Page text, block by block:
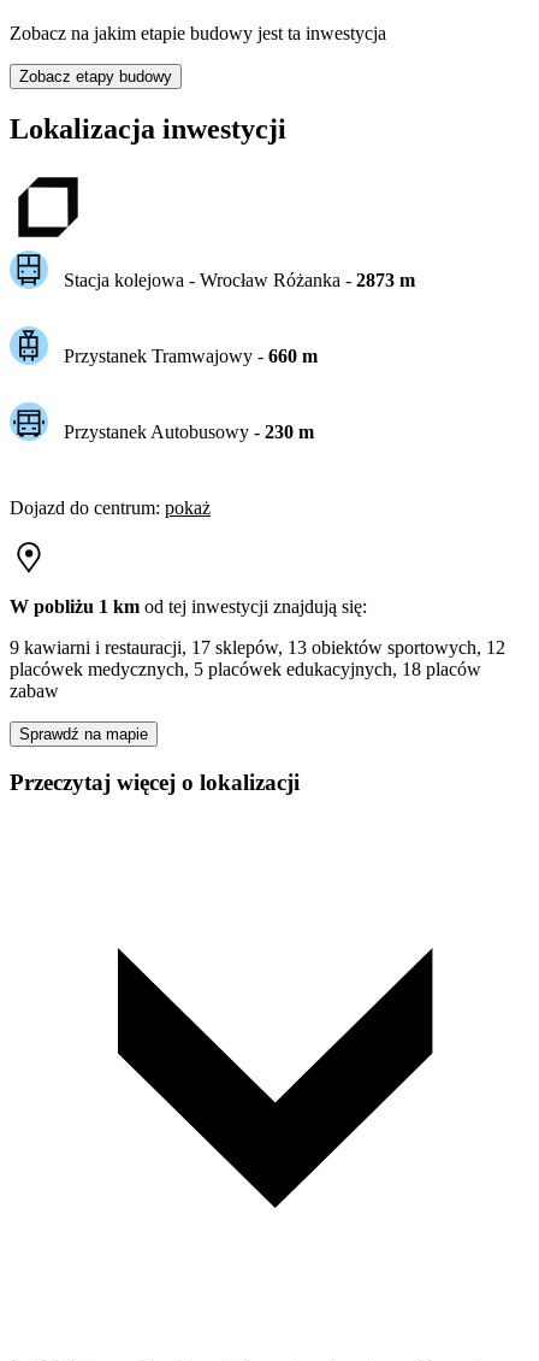
Zobacz na jakim etapie budowy jest ta inwestycja
Zobacz etapy budowy
Lokalizacja inwestycji
Stacja kolejowa - Wrocław Różanka- 2873m
Przystanek Tramwajowy - 660m
Przystanek Autobusowy - 230m
Dojazd do centrum: pokaż
W pobliżu 1 km od tej inwestycji znajdują się:
9 kawiarni i restauracji, 17 sklepów, 13 obiektów sportowych, 12
placówek medycznych, 5 placówek edukacyjnych, 18 placów
zabaw
Sprawdź na mapie
Przeczytaj więcej o lokalizacji